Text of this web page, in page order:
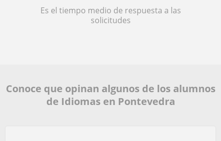
Es el tiempo medio de respuesta a las
solicitudes
Conoce que opinan algunos de los alumnos
de Idiomas en Pontevedra